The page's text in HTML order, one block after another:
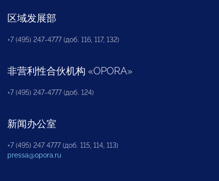
区域发展部
+7 (495) 247-4777 (доб. 116, 117, 132)
非营利性合伙机构 «OPORA»
+7 (495) 247-4777 (доб. 124)
新闻办公室
+7 (495) 247 4777 (доб. 115, 114, 113)
pressa@opora.ru